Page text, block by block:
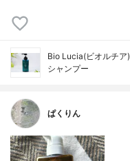
Bio Lucia(ビオルチア)
シャンプー
ぱくりん